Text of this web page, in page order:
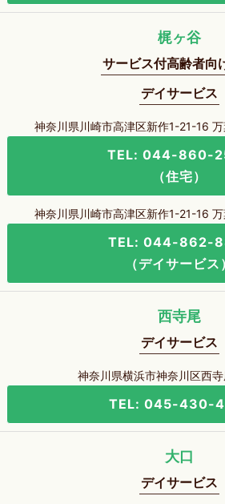
梶ヶ谷
サービス付高齢者向
デイサービス
神奈川県川崎市高津区新作1-21-16
TEL: 044-860-
（住宅）
神奈川県川崎市高津区新作1-21-16
TEL: 044-862-
（デイサービス）
西寺尾
デイサービス
神奈川県横浜市神奈川区西
TEL: 045-430-
大口
デイサービス